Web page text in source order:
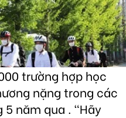
trường hợp học
nặng trong các
5 năm qua . "Hãy